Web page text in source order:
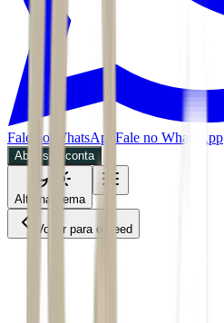
Fale no WhatsApp Fale no WhatsApp
Abra sua conta
Alternar tema
Voltar para o Feed